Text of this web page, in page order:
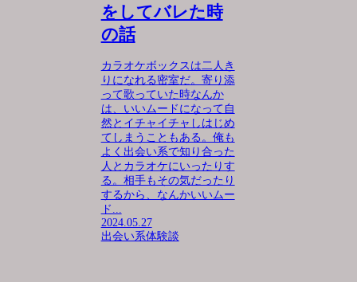
をしてバレた時
の話
カラオケボックスは二人き
りになれる密室だ。寄り添
って歌っていた時なんか
は、いいムードになって自
然とイチャイチャしはじめ
てしまうこともある。俺も
よく出会い系で知り合った
人とカラオケにいったりす
る。相手もその気だったり
するから、なんかいいムー
ド...
2024.05.27
出会い系体験談